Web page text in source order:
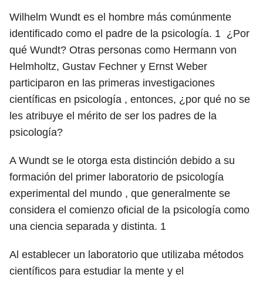
Wilhelm Wundt es el hombre más comúnmente
identificado como el padre de la psicología. 1 ¿Por
qué Wundt? Otras personas como Hermann von
Helmholtz, Gustav Fechner y Ernst Weber
participaron en las primeras investigaciones
científicas en psicología , entonces, ¿por qué no se
les atribuye el mérito de ser los padres de la
psicología?
A Wundt se le otorga esta distinción debido a su
formación del primer laboratorio de psicología
experimental del mundo , que generalmente se
considera el comienzo oficial de la psicología como
una ciencia separada y distinta. 1
Al establecer un laboratorio que utilizaba métodos
científicos para estudiar la mente y el